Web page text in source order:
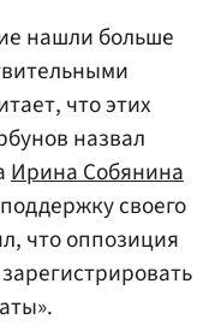
нашли больше
что этих
назвал
Ирина Собянина
своего
что оппозиция